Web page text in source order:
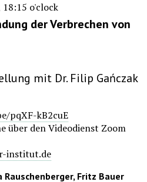
o'clock
der Verbrechen von
mit Dr. Filip Gańczak
pqXF-kB2cuE
über den Videodienst Zoom
institut.de
Fritz Bauer